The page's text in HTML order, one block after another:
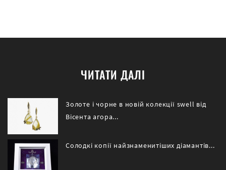
ЧИТАТИ ДАЛІ
Золоте і чорне в новій колекції swell від
Вісента агора...
Солодкі копії найзнаменитіших діамантів...